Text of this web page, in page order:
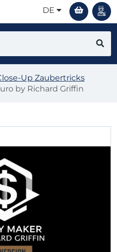
DE
Up Zaubertricks
by Richard Griffin